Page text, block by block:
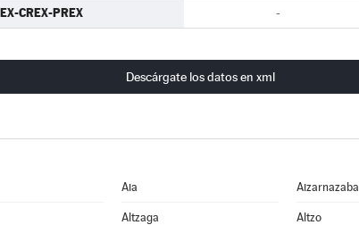
CREX-PREX -
Descárgate los datos en xml
Aia Aizarnazabal
Altzaga Altzo